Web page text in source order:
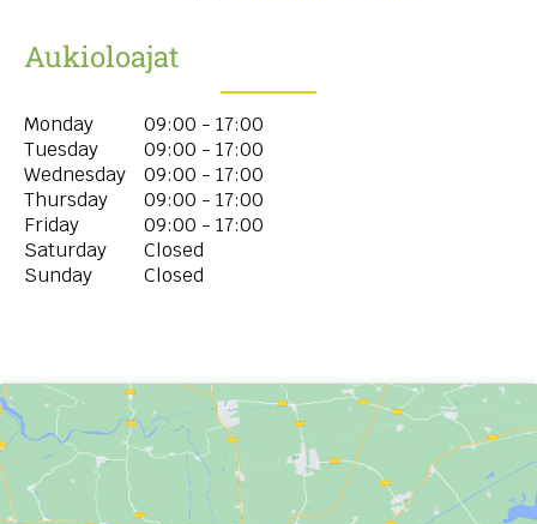
Aukioloajat
Monday
09:00 - 17:00
Tuesday
09:00 - 17:00
Wednesday
09:00 - 17:00
Thursday
09:00 - 17:00
Friday
09:00 - 17:00
Saturday
Closed
Sunday
Closed